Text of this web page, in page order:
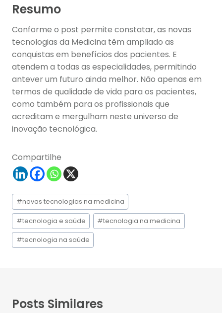
Resumo
Conforme o post permite constatar, as novas
tecnologias da Medicina têm ampliado as
conquistas em benefícios dos pacientes. E
atendem a todas as especialidades, permitindo
antever um futuro ainda melhor. Não apenas em
termos de qualidade de vida para os pacientes,
como também para os profissionais que
acreditam e mergulham neste universo de
inovação tecnológica.
Compartilhe
Tags
do
Post:
#novas tecnologias na medicina
#tecnologia e saúde #tecnologia na medicina
#tecnologia na saúde
Posts Similares